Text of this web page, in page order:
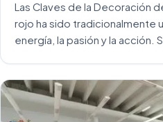
Las Claves de la Decoración
rojo ha sido tradicionalmente
energía, la pasión y la acción.